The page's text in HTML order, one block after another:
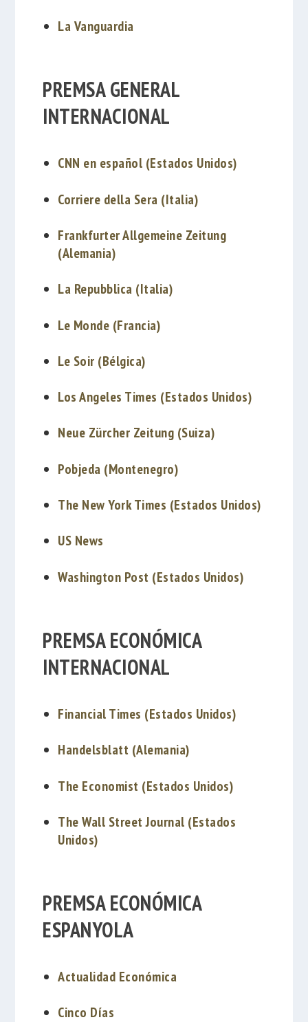
La Vanguardia
PREMSA GENERAL
INTERNACIONAL
CNN en español (Estados Unidos)
Corriere della Sera (Italia)
Frankfurter Allgemeine Zeitung
(Alemania)
La Repubblica (Italia)
Le Monde (Francia)
Le Soir (Bélgica)
Los Angeles Times (Estados Unidos)
Neue Zürcher Zeitung (Suiza)
Pobjeda (Montenegro)
The New York Times (Estados Unidos)
US News
Washington Post (Estados Unidos)
PREMSA ECONÓMICA
INTERNACIONAL
Financial Times (Estados Unidos)
Handelsblatt (Alemania)
The Economist (Estados Unidos)
The Wall Street Journal (Estados
Unidos)
PREMSA ECONÓMICA
ESPANYOLA
Actualidad Económica
Cinco Días